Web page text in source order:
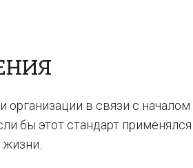
организации в связи с
бы этот стандарт